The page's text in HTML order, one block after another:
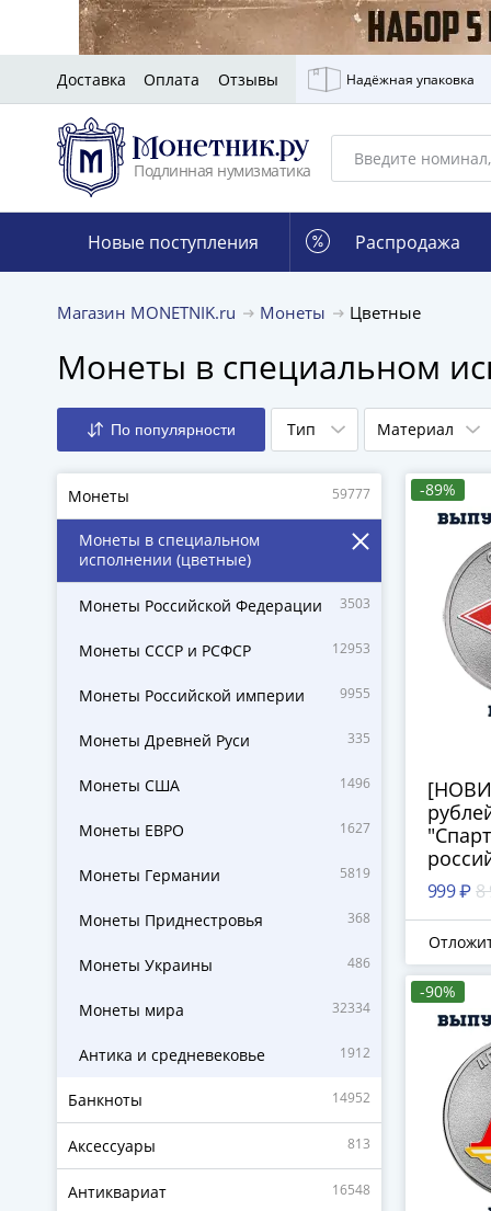
Доставка Оплата Отзывы Надёжная упаковка
Подлинная нумизматика
Новые поступления Распродажа
Магазин MONETNIK.ru Монеты Цветные
Монеты в специальном
По популярности Тип Материал
Монеты
Монеты в специальном
исполнении (цветные)
59777
Монеты Российской Федерации 3503
Монеты СССР и РСФСР 12953
Монеты Российской империи 9955
Монеты Древней Руси 335
Монеты США 1496
Монеты ЕВРО 1627
Монеты Германии 5819
Монеты Приднестровья 368
Монеты Украины 486
Монеты мира 32334
Антика и средневековье 1912
Банкноты 14952
Аксессуары 813
Антиквариат 16548
-89%
999 ₽ 8
-90%